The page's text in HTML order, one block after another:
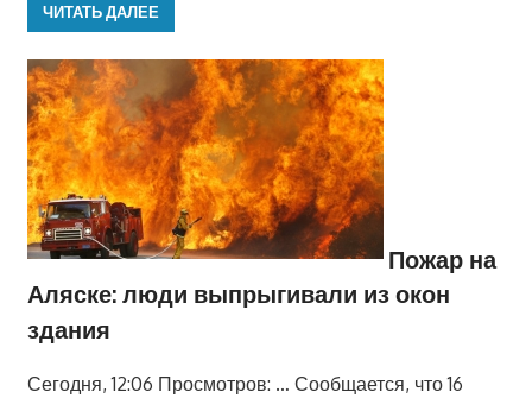
ЧИТАТЬ ДАЛЕЕ
Пожар на
Аляске: люди выпрыгивали из окон
здания
Сегодня, 12:06 Просмотров: … Сообщается, что 16